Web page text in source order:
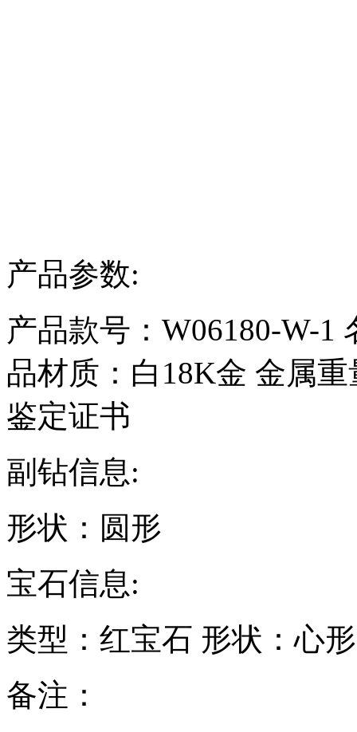
产品参数:
产品款号：W06180-W-1
品材质： 白18K金 金属重
鉴定证书
副钻信息:
形状： 圆形
宝石信息:
类型： 红宝石 形状：心形
备注：